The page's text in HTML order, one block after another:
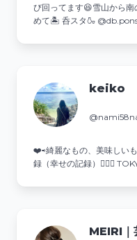
び回ってます😆雪山から
めて🏝️ 呑スタ🍶
keiko
❤️⇨綺麗なもの、美味しい
録（幸せの記録）💁‍♀️✨
MEIRI